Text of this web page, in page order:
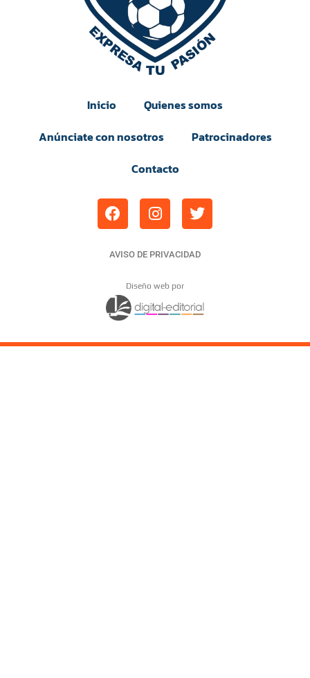
Inicio
Quienes somos
Anúnciate con nosotros
Patrocinadores
Contacto
AVISO DE PRIVACIDAD
Diseño web por